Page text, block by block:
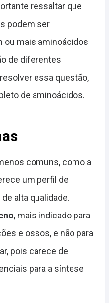
ressaltar que
podem ser
ou mais aminoácidos
de diferentes
essa questão,
de aminoácidos.
comuns, como a
um perfil de
alta qualidade.
, mais indicado para
e ossos, e não para
pois carece de
para a síntese